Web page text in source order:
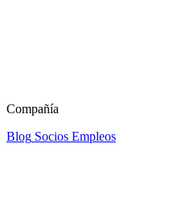
Compañía
Blog Socios Empleos